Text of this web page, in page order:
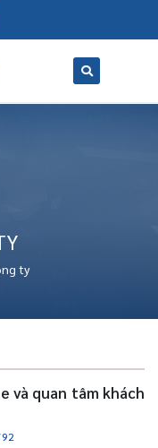
ty
và quan tâm khách